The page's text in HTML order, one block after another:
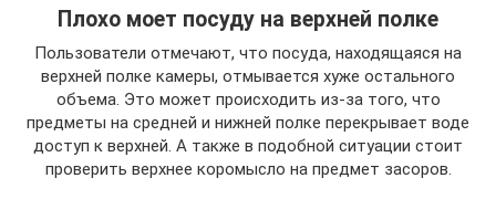
Плохо моет посуду на верхней полке
Пользователи отмечают, что посуда, находящаяся на
верхней полке камеры, отмывается хуже остального
объема. Это может происходить из-за того, что
предметы на средней и нижней полке перекрывает воде
доступ к верхней. А также в подобной ситуации стоит
проверить верхнее коромысло на предмет засоров.